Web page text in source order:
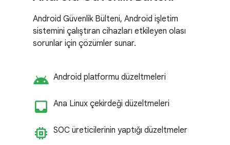
Android Güvenlik Bülteni, Android işletim
sistemini çalıştıran cihazları etkileyen olası
sorunlar için çözümler sunar.
android Android platformu düzeltmeleri
inbox_customize
Ana Linux çekirdeği düzeltmeleri
memory SOC üreticilerinin yaptığı düzeltmeler